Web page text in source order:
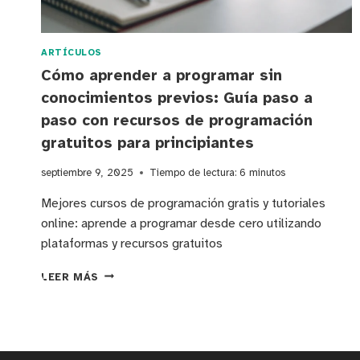
ARTÍCULOS
Cómo aprender a programar sin
conocimientos previos: Guía paso a
paso con recursos de programación
gratuitos para principiantes
septiembre 9, 2025 Tiempo de lectura: 6 minutos
Mejores cursos de programación gratis y tutoriales
online: aprende a programar desde cero utilizando
plataformas y recursos gratuitos
LEER MÁS CÓMO
CONOCIMIENTOS